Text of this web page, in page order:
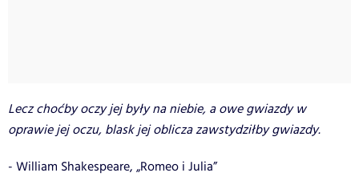
Lecz choćby oczy jej były na niebie, a owe gwiazdy w
oprawie jej oczu, blask jej oblicza zawstydziłby gwiazdy.
- William Shakespeare, „Romeo i Julia”